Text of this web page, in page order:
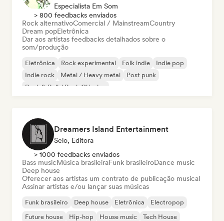
Especialista Em Som
> 800 feedbacks enviados
Rock alternativoComercial / MainstreamCountry
Dream popEletrônica
Dar aos artistas feedbacks detalhados sobre o
som/produção
Eletrônica Rock experimental Folk indie
Indie pop
Indie rock
Metal / Heavy metal
Post punk
Rock & Roll / Rock Clássico
Dreamers Island Entertainment
Selo, Editora
> 1000 feedbacks enviados
Bass musicMúsica brasileiraFunk brasileiroDance music
Deep house
Oferecer aos artistas um contrato de publicação musical
Assinar artistas e/ou lançar suas músicas
Funk brasileiro Deep house Eletrônica
Electropop
Future house
Hip-hop House music Tech House